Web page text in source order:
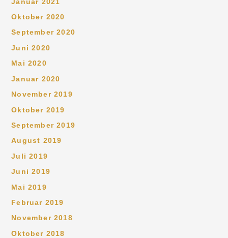
Januar 2021
Oktober 2020
September 2020
Juni 2020
Mai 2020
Januar 2020
November 2019
Oktober 2019
September 2019
August 2019
Juli 2019
Juni 2019
Mai 2019
Februar 2019
November 2018
Oktober 2018